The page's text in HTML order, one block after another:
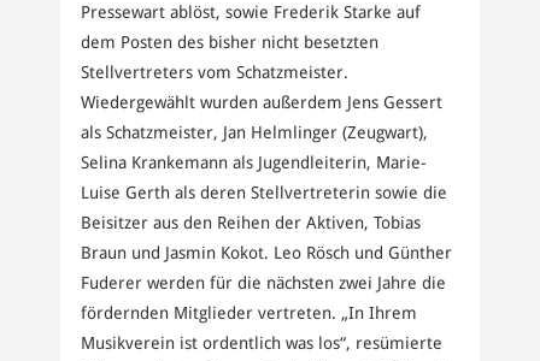
Pressewart ablöst, sowie Frederik Starke auf
dem Posten des bisher nicht besetzten
Stellvertreters vom Schatzmeister.
Wiedergewählt wurden außerdem Jens Gessert
als Schatzmeister, Jan Helmlinger (Zeugwart),
Selina Krankemann als Jugendleiterin, Marie-
Luise Gerth als deren Stellvertreterin sowie die
Beisitzer aus den Reihen der Aktiven, Tobias
Braun und Jasmin Kokot. Leo Rösch und Günther
Fuderer werden für die nächsten zwei Jahre die
fördernden Mitglieder vertreten. „In Ihrem
Musikverein ist ordentlich was los“, resümierte